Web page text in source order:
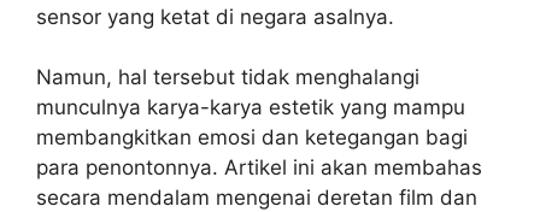
sensor yang ketat di negara asalnya.
Namun, hal tersebut tidak menghalangi
munculnya karya-karya estetik yang mampu
membangkitkan emosi dan ketegangan bagi
para penontonnya. Artikel ini akan membahas
secara mendalam mengenai deretan film dan